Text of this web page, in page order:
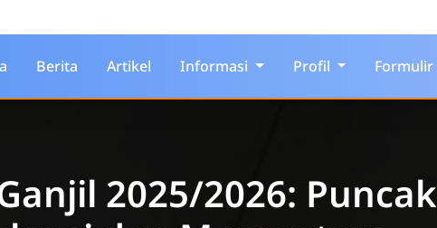
Berita Artikel Informasi Profil Formulir
2025/2026: Puncak